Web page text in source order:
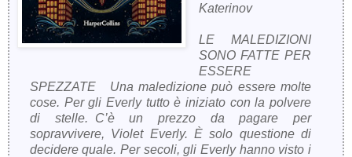
Katerinov
LE MALEDIZIONI
SONO FATTE PER
ESSERE
SPEZZATE Una maledizione può essere molte
cose. Per gli Everly tutto è iniziato con la polvere
di stelle. C’è un prezzo da pagare per
sopravvivere, Violet Everly. È solo questione di
decidere quale. Per secoli, gli Everly hanno visto i